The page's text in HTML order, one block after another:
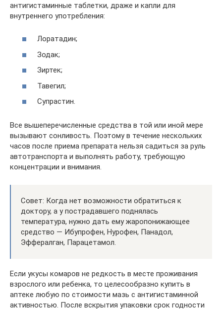
антигистаминные таблетки, драже и капли для
внутреннего употребления:
Лоратадин;
Зодак;
Зиртек;
Тавегил;
Супрастин.
Все вышеперечисленные средства в той или иной мере
вызывают сонливость. Поэтому в течение нескольких
часов после приема препарата нельзя садиться за руль
автотранспорта и выполнять работу, требующую
концентрации и внимания.
Совет: Когда нет возможности обратиться к
доктору, а у пострадавшего поднялась
температура, нужно дать ему жаропонижающее
средство — Ибупрофен, Нурофен, Панадол,
Эффералган, Парацетамол.
Если укусы комаров не редкость в месте проживания
взрослого или ребенка, то целесообразно купить в
аптеке любую по стоимости мазь с антигистаминной
активностью. После вскрытия упаковки срок годности